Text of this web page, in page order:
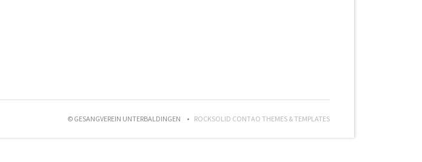
© GESANGVEREIN UNTERBALDINGEN ROCKSOLID CONTAO THEMES & TEMPLATES